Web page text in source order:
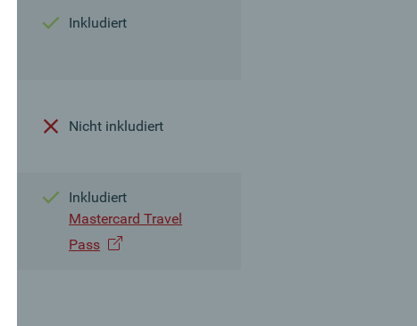
Inkludiert
Nicht inkludiert
Inkludiert
Mastercard Travel
Pass